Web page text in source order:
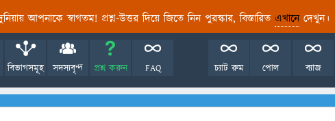
আপনাকে স্বাগতম! প্রশ্ন-উত্তর দিয়ে জিতে নিন পুরস্কার, বিস্তারিত এখানেদেখুন।
বিভাগসমূহ সদস্যবৃন্দ প্রশ্ন করুন FAQ ব্যাজ
পোল
চ্যাট রুম